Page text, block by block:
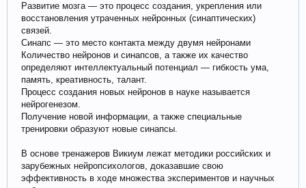
Развитие мозга — это процесс создания, укрепления или
восстановления утраченных нейронных (синаптических)
связей.
Синапс — это место контакта между двумя нейронами
Количество нейронов и синапсов, а также их качество
определяют интеллектуальный потенциал — гибкость ума,
память, креативность, талант.
Процесс создания новых нейронов в науке называется
нейрогенезом.
Получение новой информации, а также специальные
тренировки образуют новые синапсы.
В основе тренажеров Викиум лежат методики российских и
зарубежных нейропсихологов, доказавшие свою
эффективность в ходе множества экспериментов и научных